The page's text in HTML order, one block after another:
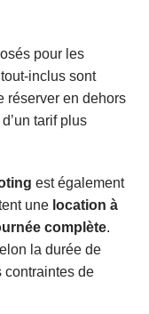
pour les
inclus sont
réserver en dehors
tarif plus
est également
une location à
complète.
la durée de
contraintes de